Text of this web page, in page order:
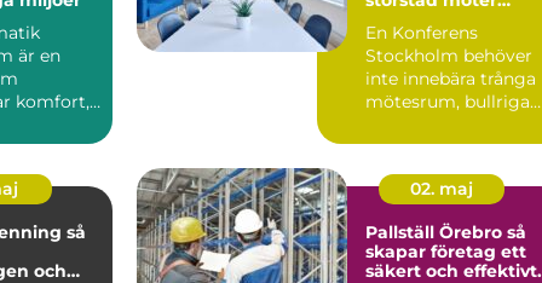
är en
komfort,
En Konferens
Stockholm behöver
inte innebära trånga
mötesrum, bullriga
avbrott. A...
så
och
02. maj
Pallställ Örebro så
skapar företag ett
säkert och effektivt